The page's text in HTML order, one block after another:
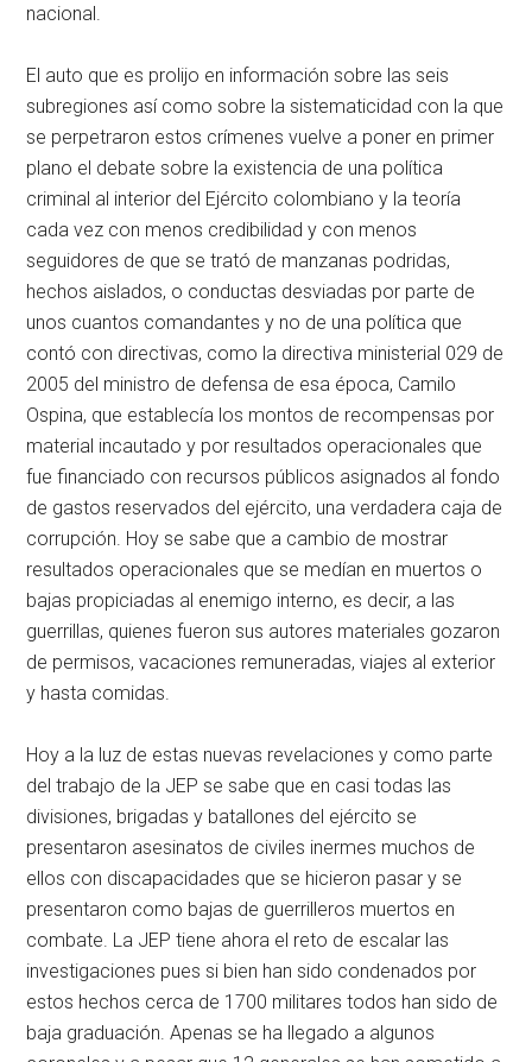
nacional.
El auto que es prolijo en información sobre las seis
subregiones así como sobre la sistematicidad con la que
se perpetraron estos crímenes vuelve a poner en primer
plano el debate sobre la existencia de una política
criminal al interior del Ejército colombiano y la teoría
cada vez con menos credibilidad y con menos
seguidores de que se trató de manzanas podridas,
hechos aislados, o conductas desviadas por parte de
unos cuantos comandantes y no de una política que
contó con directivas, como la directiva ministerial 029 de
2005 del ministro de defensa de esa época, Camilo
Ospina, que establecía los montos de recompensas por
material incautado y por resultados operacionales que
fue financiado con recursos públicos asignados al fondo
de gastos reservados del ejército, una verdadera caja de
corrupción. Hoy se sabe que a cambio de mostrar
resultados operacionales que se medían en muertos o
bajas propiciadas al enemigo interno, es decir, a las
guerrillas, quienes fueron sus autores materiales gozaron
de permisos, vacaciones remuneradas, viajes al exterior
y hasta comidas.
Hoy a la luz de estas nuevas revelaciones y como parte
del trabajo de la JEP se sabe que en casi todas las
divisiones, brigadas y batallones del ejército se
presentaron asesinatos de civiles inermes muchos de
ellos con discapacidades que se hicieron pasar y se
presentaron como bajas de guerrilleros muertos en
combate. La JEP tiene ahora el reto de escalar las
investigaciones pues si bien han sido condenados por
estos hechos cerca de 1700 militares todos han sido de
baja graduación. Apenas se ha llegado a algunos